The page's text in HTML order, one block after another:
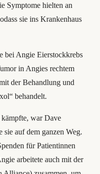
Symptome hielten an
sie ins Krankenhaus
bei Angie Eierstockkrebs
in Angies rechtem
der Behandlung und
behandelt.
war Dave
sie auf dem ganzen Weg.
für Patientinnen
arbeitete auch mit der